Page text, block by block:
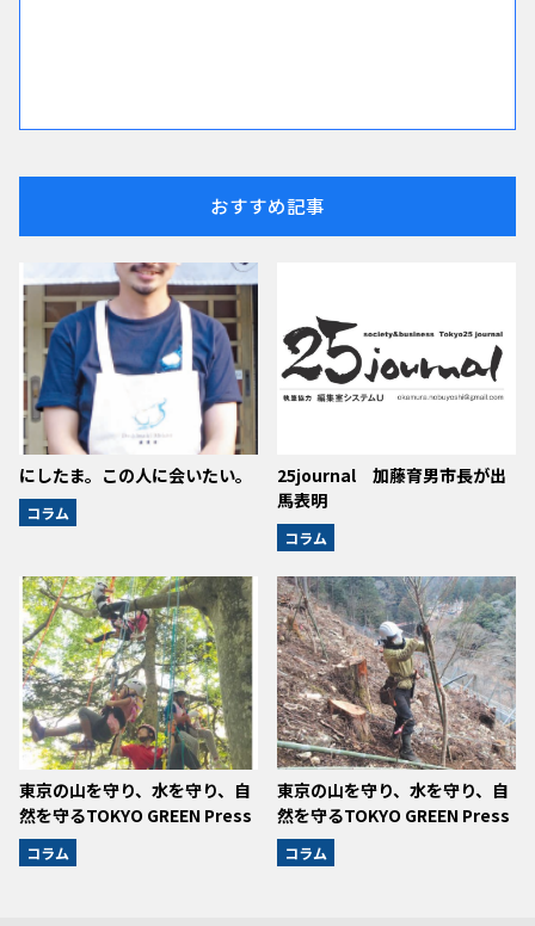
おすすめ記事
にしたま。この人に会いたい。
コラム
25journal 加藤育男市長が出
馬表明
コラム
東京の山を守り、水を守り、自
然を守るTOKYO GREEN Press
コラム
東京の山を守り、水を守り、自
然を守るTOKYO GREEN Press
コラム